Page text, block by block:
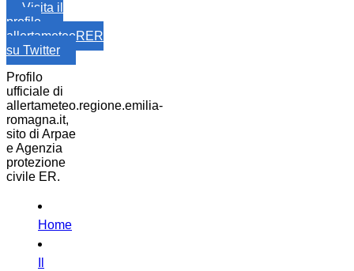
Visita il
profilo
allertameteoRER
su Twitter
Profilo
ufficiale di
allertameteo.regione.emilia-
romagna.it,
sito di Arpae
e Agenzia
protezione
civile ER.
Home